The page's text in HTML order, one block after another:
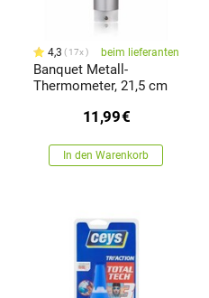
4,3 17x beim lieferanten
Banquet Metall-
Thermometer, 21,5 cm
11,99€
In den Warenkorb